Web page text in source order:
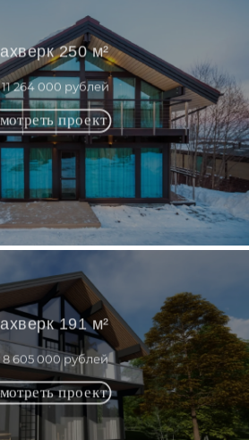
250 м²
11 264 000 рублей
191 м²
8 605 000 рублей